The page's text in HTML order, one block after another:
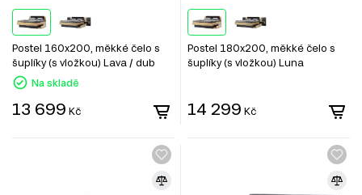
Postel 160x200, měkké čelo s
šuplíky (s vložkou) Lava / dub
kraft Luna
Na skladě
13 699 Kč
Postel 180x200, měkké čelo s
šuplíky (s vložkou) Luna
14 299 Kč